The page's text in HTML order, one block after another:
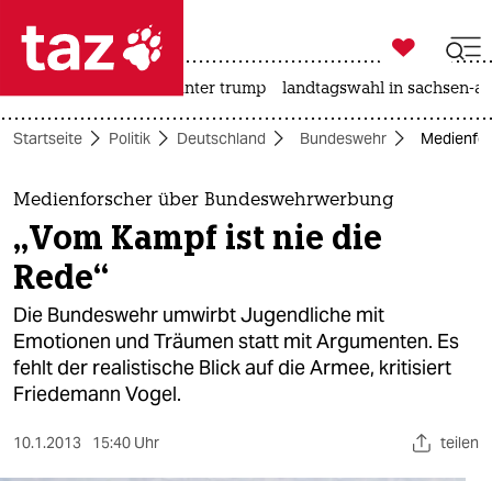
 taz zahl ich
taz zahl ich
themen
politik
öko
gesellschaft
kultur
sport

taz zahl ich
usa unter trump landtagswahl in sachsen-
Startseite Politik Deutschland Bundeswehr
Medienforscher über Bundeswehrwerbung
„Vom Kampf ist nie die
Rede“
Die Bundeswehr umwirbt Jugendliche mit
Emotionen und Träumen statt mit Argumenten. Es
fehlt der realistische Blick auf die Armee, kritisiert
Friedemann Vogel.
10.1.2013 15:40 Uhr teilen